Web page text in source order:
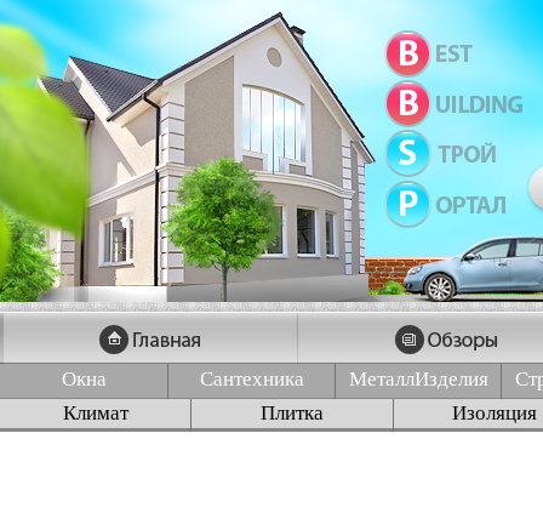
Окна Сантехника МеталлИзделия
Климат
Плитка Изоляция